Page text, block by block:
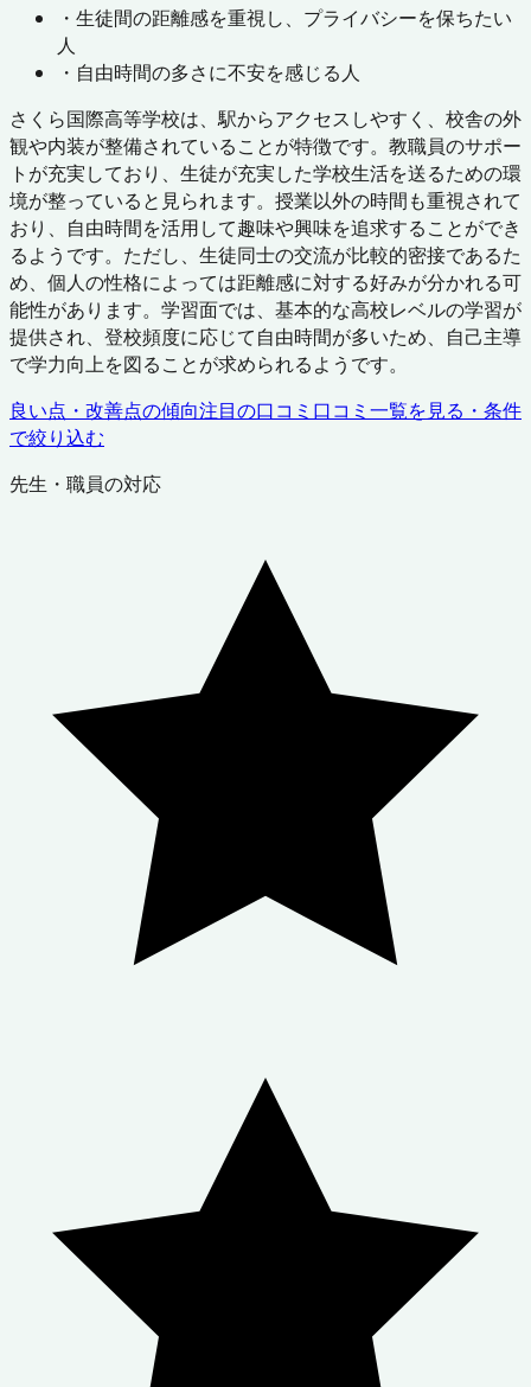
・ 生徒間の距離感を重視し、プライバシーを保ちたい
人
・ 自由時間の多さに不安を感じる人
さくら国際高等学校は、駅からアクセスしやすく、校舎の外
観や内装が整備されていることが特徴です。教職員のサポー
トが充実しており、生徒が充実した学校生活を送るための環
境が整っていると見られます。授業以外の時間も重視されて
おり、自由時間を活用して趣味や興味を追求することができ
るようです。ただし、生徒同士の交流が比較的密接であるた
め、個人の性格によっては距離感に対する好みが分かれる可
能性があります。学習面では、基本的な高校レベルの学習が
提供され、登校頻度に応じて自由時間が多いため、自己主導
で学力向上を図ることが求められるようです。
良い点・改善点の傾向注目の口コミ 口コミ一覧を見る・条件
で絞り込む
先生・職員の対応